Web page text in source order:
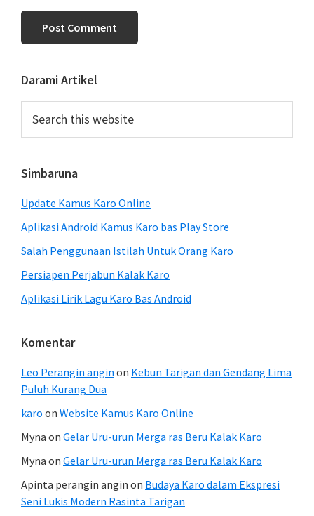
Primary
Sidebar
Darami Artikel
this
Simbaruna
Update Kamus Karo Online
Aplikasi Android Kamus Karo bas Play Store
Salah Penggunaan Istilah Untuk Orang Karo
Persiapen Perjabun Kalak Karo
Aplikasi Lirik Lagu Karo Bas Android
Komentar
Leo Perangin angin on Kebun Tarigan dan Gendang Lima
Puluh Kurang Dua
karo on Website Kamus Karo Online
Myna on Gelar Uru-urun Merga ras Beru Kalak Karo
Myna on Gelar Uru-urun Merga ras Beru Kalak Karo
Apinta perangin angin on Budaya Karo dalam Ekspresi
Seni Lukis Modern Rasinta Tarigan